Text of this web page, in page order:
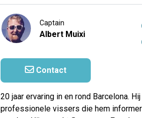
Captain
Albert Muixi
Contact
20 jaar ervaring in en rond Barcelona.
professionele vissers die hem